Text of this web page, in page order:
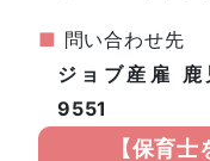
■ 問い合わせ先
ジョブ産雇
9551
【保育士